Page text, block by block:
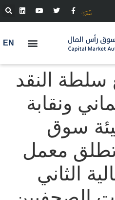
EN
سلطة النقد
ونقابة
سوق
معمل
الثاني